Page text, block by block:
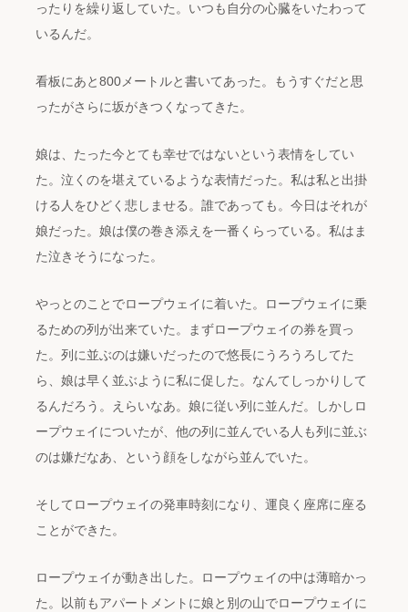
ったりを繰り返していた。いつも自分の心臓をいたわって
いるんだ。
看板にあと800メートルと書いてあった。もうすぐだと思
ったがさらに坂がきつくなってきた。
娘は、たった今とても幸せではないという表情をしてい
た。泣くのを堪えているような表情だった。私は私と出掛
ける人をひどく悲しませる。誰であっても。今日はそれが
娘だった。娘は僕の巻き添えを一番くらっている。私はま
た泣きそうになった。
やっとのことでロープウェイに着いた。ロープウェイに乗
るための列が出来ていた。まずロープウェイの券を買っ
た。列に並ぶのは嫌いだったので悠長にうろうろしてた
ら、娘は早く並ぶように私に促した。なんてしっかりして
るんだろう。えらいなあ。娘に従い列に並んだ。しかしロ
ープウェイについたが、他の列に並んでいる人も列に並ぶ
のは嫌だなあ、という顔をしながら並んでいた。
そしてロープウェイの発車時刻になり、運良く座席に座る
ことができた。
ロープウェイが動き出した。ロープウェイの中は薄暗かっ
た。以前もアパートメントに娘と別の山でロープウェイに